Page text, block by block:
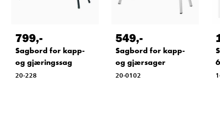
799,-
Sagbord for kapp-
og gjæringssag
20-228
549,-
Sagbord for kapp-
og gjærsager
20-0102